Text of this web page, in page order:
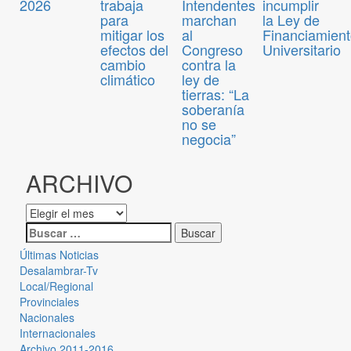
2026 trabaja
para
mitigar los
efectos del
cambio
climático
Intendentes
marchan
al
Congreso
contra la
ley de
tierras: “La
soberanía
no se
negocia”
incumplir
la Ley de
Universitario
ARCHIVO
Últimas Noticias
Desalambrar-Tv
Local/Regional
Provinciales
Nacionales
Internacionales